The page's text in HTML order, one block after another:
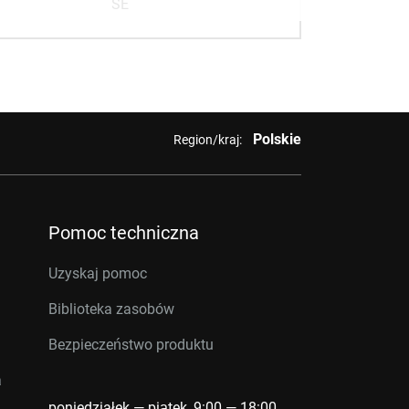
SE
Region/kraj: Polskie
Pomoc techniczna
Uzyskaj pomoc
Biblioteka zasobów
Bezpieczeństwo produktu